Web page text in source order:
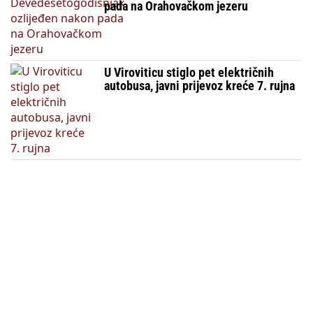
pada na Orahovačkom jezeru
U Viroviticu stiglo pet električnih
autobusa, javni prijevoz kreće 7. rujna